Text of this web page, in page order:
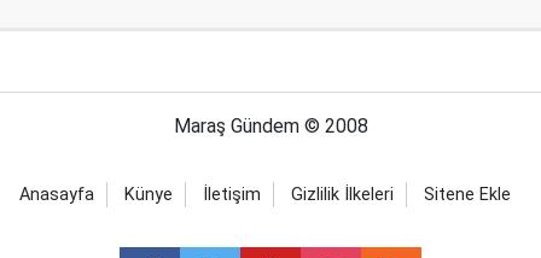
Maraş Gündem © 2008
Anasayfa Künye İletişim Gizlilik İlkeleri Sitene Ekle